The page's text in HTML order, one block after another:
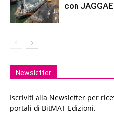
con
Newsletter
Iscriviti alla Newsletter per
portali di BitMAT Edizioni.